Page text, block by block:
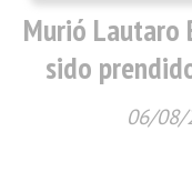
Murió Lautaro
sido
06/08/